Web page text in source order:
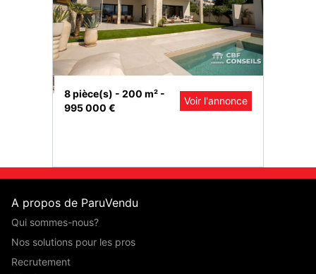
8 pièce(s) - 200 m² -
995 000 €
Voir l'annonce
A propos de ParuVendu
Qui sommes-nous?
Nos solutions pour les pros
Recrutement